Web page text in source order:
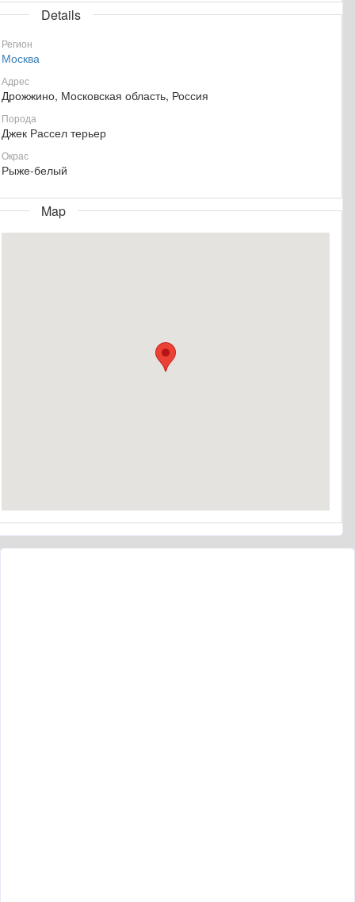
Details
Регион
Москва
Адрес
Дрожжино, Московская область, Россия
Порода
Джек Рассел терьер
Окрас
Рыже-белый
Map